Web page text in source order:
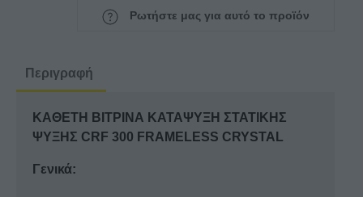
CRF
CRYSTAL
ποσότητα
Ρωτήστε μας για αυτό το προϊόν
Περιγραφή
ΚΑΘΕΤΗ ΒΙΤΡΙΝΑ ΚΑΤΑΨΥΞΗ ΣΤΑΤΙΚΗΣ
ΨΥΞΗΣ CRF 300 FRAMELESS CRYSTAL
Γενικά: